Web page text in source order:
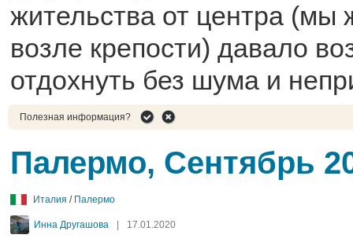
жительства от центра (мы
возле крепости) давало
отдохнуть без шума и
Полезная информация?
Палермо, Сентябрь
Италия / Палермо
Инна Другашова 17.01.2020